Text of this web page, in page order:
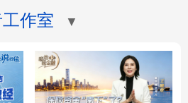
作室 ▼